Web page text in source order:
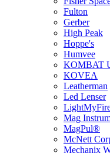
Fulton
Gerber
High Peak
Hoppe's
Humvee
KOMBAT
KOVEA
Leatherman
Led Lenser
Mag
MagPul®
McNett
Mechanix